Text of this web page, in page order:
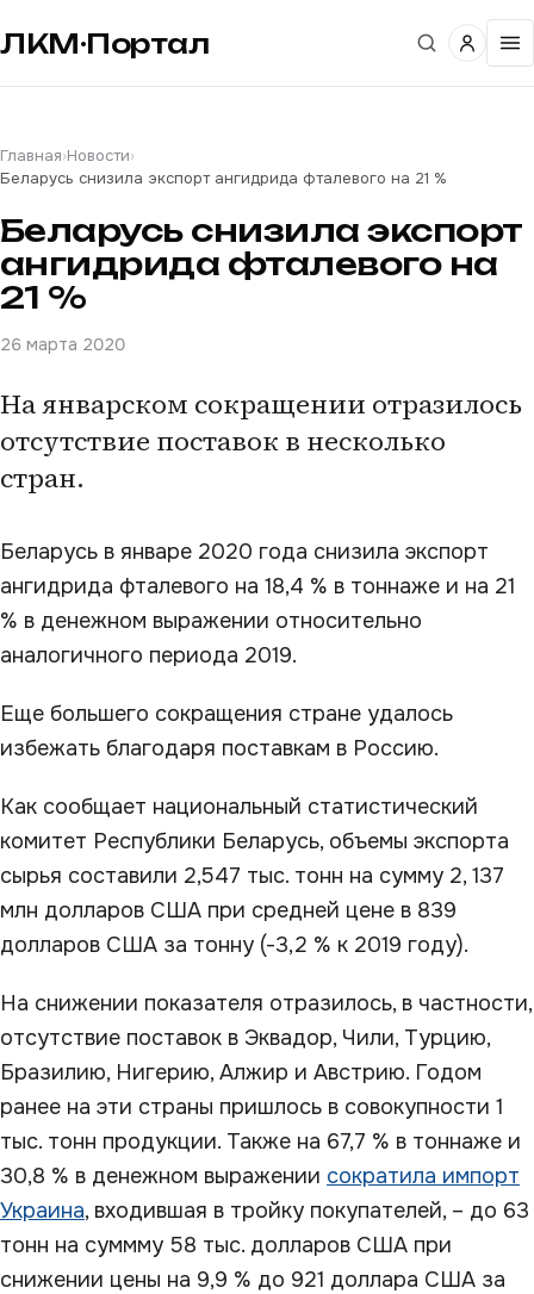
ЛКМ·Портал
Главная›Новости›
Беларусь снизила экспорт ангидрида фталевого на 21 %
Беларусь снизила экспорт
ангидрида фталевого на
21 %
26 марта 2020
На январском сокращении отразилось
отсутствие поставок в несколько
стран.
Беларусь в январе 2020 года снизила экспорт
ангидрида фталевого на 18,4 % в тоннаже и на 21
% в денежном выражении относительно
аналогичного периода 2019.
Еще большего сокращения стране удалось
избежать благодаря поставкам в Россию.
Как сообщает национальный статистический
комитет Республики Беларусь, объемы экспорта
сырья составили 2,547 тыс. тонн на сумму 2, 137
млн долларов США при средней цене в 839
долларов США за тонну (-3,2 % к 2019 году).
На снижении показателя отразилось, в частности,
отсутствие поставок в Эквадор, Чили, Турцию,
Бразилию, Нигерию, Алжир и Австрию. Годом
ранее на эти страны пришлось в совокупности 1
тыс. тонн продукции. Также на 67,7 % в тоннаже и
30,8 % в денежном выражении сократила импорт
Украина, входившая в тройку покупателей, – до 63
тонн на суммму 58 тыс. долларов США при
снижении цены на 9,9 % до 921 доллара США за